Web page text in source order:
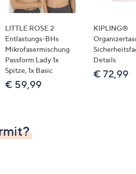
LITTLE ROSE 2
Entlastungs-BHs
Mikrofasermischung
Passform Lady 1x
Spitze, 1x Basic
€ 59,99
KIPLING®
Details
€ 72,99